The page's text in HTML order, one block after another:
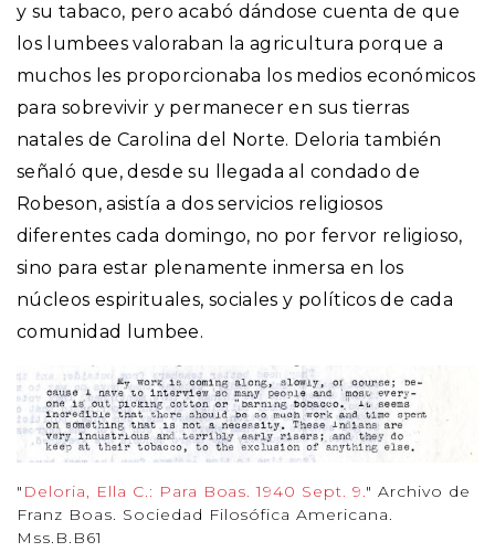
y su tabaco, pero acabó dándose cuenta de que
los lumbees valoraban la agricultura porque a
muchos les proporcionaba los medios económicos
para sobrevivir y permanecer en sus tierras
natales de Carolina del Norte. Deloria también
señaló que, desde su llegada al condado de
Robeson, asistía a dos servicios religiosos
diferentes cada domingo, no por fervor religioso,
sino para estar plenamente inmersa en los
núcleos espirituales, sociales y políticos de cada
comunidad lumbee.
" Deloria, Ella C.: Para Boas. 1940 Sept. 9." Archivo de
Franz Boas. Sociedad Filosófica Americana.
Mss.B.B61